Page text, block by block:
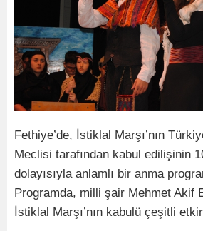
Fethiye’de, İstiklal Marşı’nın
Meclisi tarafından kabul edilişinin
dolayısıyla anlamlı bir anma
Programda, milli şair Mehmet Akif
İstiklal Marşı’nın kabulü çeşitli